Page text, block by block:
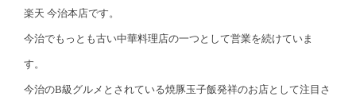
楽天 今治本店です。
今治でもっとも古い中華料理店の一つとして営業を続けていま
す。
今治のB級グルメとされている焼豚玉子飯発祥のお店として注目さ